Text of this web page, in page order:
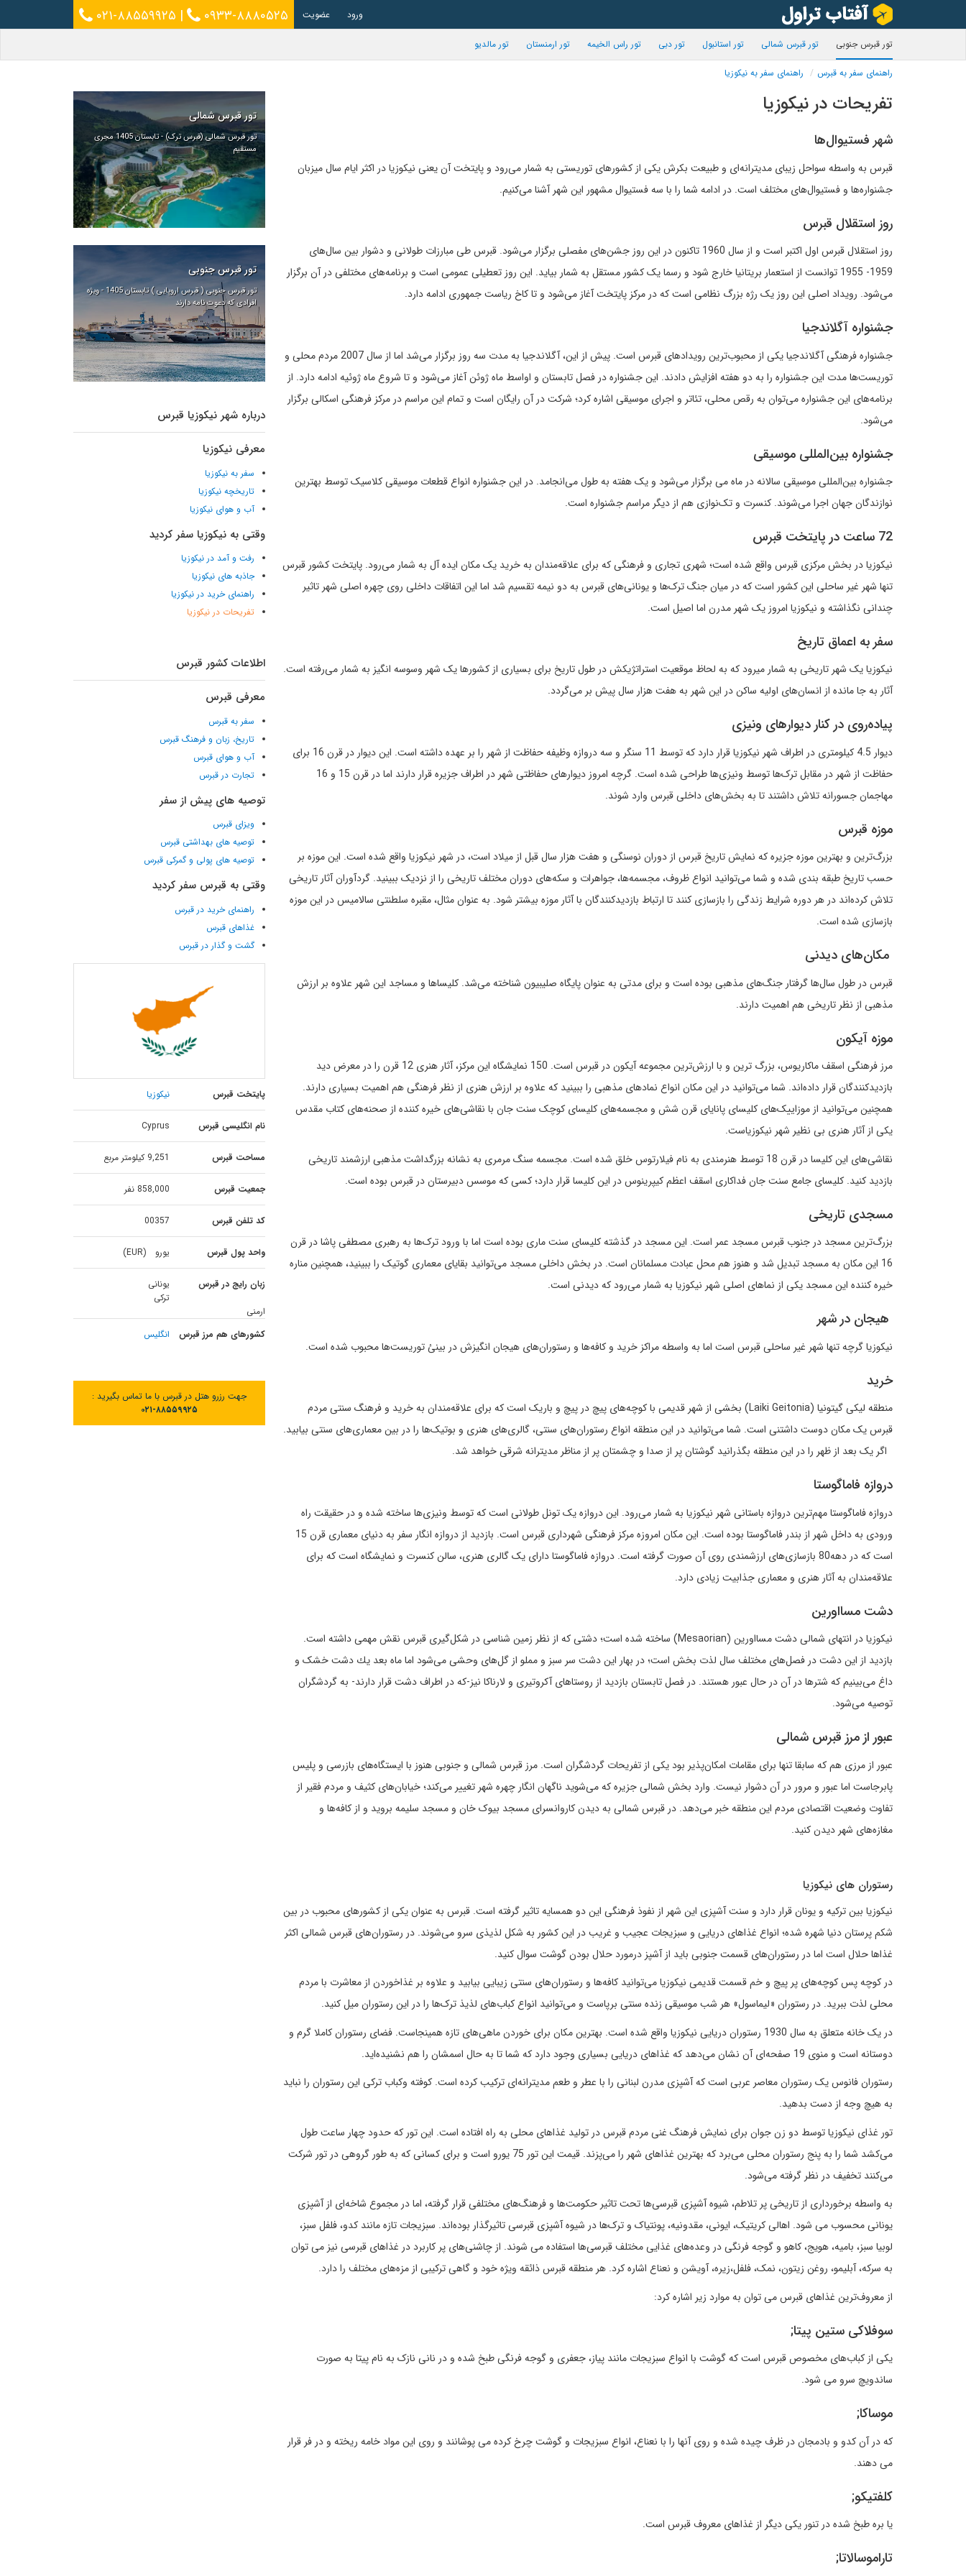
۰۲۱-۸۸۵۵۹۹۲۵ | ۰۹۳۳-۸۸۸۰۵۲۵ ورود عضویت
تور قبرس جنوبی تور قبرس شمالی تور استانبول تور دبی تور راس الخیمه تور ارمنستان تور مالدیو
راهنمای سفر به قبرس راهنمای سفر به نیکوزیا
تفریحات در نیکوزیا
شهر فستیوال‌ها
قبرس به واسطه سواحل زیبای مدیترانه‌ای و طبیعت بکرش یکی از کشورهای توریستی به شمار می‌رود و پایتخت آن یعنی نیکوزیا در اکثر ایام سال میزبان
جشنواره‌ها و فستیوال‌های مختلف است. در ادامه شما را با سه فستیوال مشهور این شهر آشنا می‌کنیم.
روز استقلال قبرس
روز استقلال قبرس اول اکتبر است و از سال 1960 تاکنون در این روز جشن‌های مفصلی برگزار می‌شود. قبرس طی مبارزات طولانی و دشوار بین سال‌های
1959- 1955 توانست از استعمار بریتانیا خارج شود و رسما یک کشور مستقل به شمار بیاید. این روز تعطیلی عمومی است و برنامه‌های مختلفی در آن برگزار
می‌شود. رویداد اصلی این روز یک رژه بزرگ نظامی است که در مرکز پایتخت آغاز می‌شود و تا کاخ ریاست جمهوری ادامه دارد.
جشنواره آگلاندجیا
جشنواره فرهنگی آگلاندجیا یکی از محبوب‌ترین رویدادهای قبرس است. پیش از این، آگلاندجیا به مدت سه روز برگزار می‌شد اما از سال 2007 مردم محلی و
توریست‌ها مدت این جشنواره را به دو هفته افزایش دادند. این جشنواره در فصل تابستان و اواسط ماه ژوئن آغاز می‌شود و تا شروع ماه ژوئیه ادامه دارد. از
برنامه‌های این جشنواره می‌توان به رقص محلی، تئاتر و اجرای موسیقی اشاره کرد؛ شرکت در آن رایگان است و تمام این مراسم در مرکز فرهنگی اسکالی برگزار
می‌شود.
جشنواره بین‌المللی موسیقی
جشنواره بین‌المللی موسیقی سالانه در ماه می برگزار می‌شود و یک هفته به طول می‌انجامد. در این جشنواره انواع قطعات موسیقی کلاسیک توسط بهترین
نوازندگان جهان اجرا می‌شوند. کنسرت و تک‌نوازی هم از دیگر مراسم جشنواره است.
72 ساعت در پایتخت قبرس
نیکوزیا در بخش مرکزی قبرس واقع شده است؛ شهری تجاری و فرهنگی که برای علاقه‌مندان به خرید یک مکان ایده آل به شمار می‌رود. پایتخت کشور قبرس
تنها شهر غیر ساحلی این کشور است که در میان جنگ ترک‌ها و یونانی‌های قبرس به دو نیمه تقسیم شد اما این اتفاقات داخلی روی چهره اصلی شهر تاثیر
چندانی نگذاشته و نیکوزیا امروز یک شهر مدرن اما اصیل است.
سفر به اعماق تاریخ
نیکوزیا یک شهر تاریخی به شمار می‎رود که به لحاظ موقعیت استراتژیکش در طول تاریخ برای بسیاری از کشورها یک شهر وسوسه انگیز به شمار می‌رفته است.
آثار به جا مانده از انسان‌های اولیه ساکن در این شهر به هفت هزار سال پیش بر می‌گردد.
پیاده‌روی در کنار دیوارهای ونیزی
دیوار 4.5 کیلومتری در اطراف شهر نیکوزیا قرار دارد که توسط 11 سنگر و سه دروازه وظیفه حفاظت از شهر را بر عهده داشته است. این دیوار در قرن 16 برای
حفاظت از شهر در مقابل ترک‌ها توسط ونیزی‌ها طراحی شده است. گرچه امروز دیوارهای حفاظتی شهر در اطراف جزیره قرار دارند اما در قرن 15 و 16
مهاجمان جسورانه تلاش داشتند تا به بخش‌های داخلی قبرس وارد شوند.
موزه قبرس
بزرگ‌‌ترین و بهترین موزه جزیره که نمایش تاریخ قبرس از دوران نوسنگی و هفت هزار سال قبل از میلاد است، در شهر نیکوزیا واقع شده است. این موزه بر
حسب تاریخ طبقه بندی شده و شما می‌توانید انواع ظروف، مجسمه‌ها، جواهرات و سکه‌های دوران مختلف تاریخی را از نزدیک ببینید. گردآوران آثار تاریخی
تلاش کرده‌اند در هر دوره شرایط زندگی را بازسازی کنند تا ارتباط بازدیدکنندگان با آثار موزه بیشتر شود. به عنوان مثال، مقبره سلطنتی سالامیس در این موزه
بازسازی شده است.
مکان‌هاى دیدنى
قبرس در طول سال‌ها گرفتار جنگ‌های مذهبی بوده است و برای مدتی به عنوان پایگاه صلیبیون شناخته می‌شد. کلیساها و مساجد این شهر علاوه بر ارزش
مذهبی از نظر تاریخی هم اهمیت دارند.
موزه آیکون
مرز فرهنگی اسقف ماکاریوس، بزرگ ترین و با ارزش‌ترین مجموعه آیکون در قبرس است. 150 نمایشگاه این مرکز، آثار هنری 12 قرن را در معرض دید
بازدیدکنندگان قرار داده‌اند. شما می‌توانید در این مکان انواع نماد‌های مذهبی را ببینید که علاوه بر ارزش هنری از نظر فرهنگی هم اهمیت بسیاری دارند.
همچنین می‌توانید از موزاییک‌های کلیسای پانایای قرن شش و مجسمه‌های کلیسای کوچک سنت جان با نقاشی‌های خیره کننده از صحنه‌های کتاب مقدس
یکی از آثار هنری بی نظیر شهر نیکوزیاست.
نقاشی‌های این کلیسا در قرن 18 توسط هنرمندی به نام فیلارتوس خلق شده است. مجسمه سنگ مرمری به نشانه بزرگداشت مذهبی ارزشمند تاریخی
بازدید كنید. کلیسای جامع سنت جان فداکاری اسقف اعظم کیپرینوس در این کلیسا قرار دارد؛ کسی که موسس دبیرستان در قبرس بوده است.
مسجدی تاریخی
بزرگ‌ترین مسجد در جنوب قبرس مسجد عمر است. این مسجد در گذشته کلیسای سنت ماری بوده است اما با ورود ترک‌ها به رهبری مصطفی پاشا در قرن
16 این مکان به مسجد تبدیل شد و هنوز هم محل عبادت مسلمانان است. در بخش داخلی مسجد می‌توانید بقایای معماری گوتیک را ببینید، همچنین مناره
خیره کننده این مسجد یکی از نماهای اصلی شهر نیکوزیا به شمار می‌رود که دیدنی است.
هیجان در شهر
نیکوزیا گرچه تنها شهر غیر ساحلی قبرس است اما به واسطه مراکز خرید و کافه‌ها و رستوران‌های هیجان انگیزش در بینئ توریست‌ها محبوب شده است.
خرید
منطقه لیکی گیتونیا (Laiki Geitonia) بخشی از شهر قدیمی با کوچه‌های پیچ در پیچ و باریک است که برای علاقه‌مندان به خرید و فرهنگ سنتی مردم
قبرس یک مکان دوست داشتنی است. شما می‌توانید در این منطقه انواع رستوران‌های سنتی، گالری‌های هنری و بوتیک‌ها را در بین معماری‌های سنتی بیابید.
اگر یک بعد از ظهر را در این منطقه بگذرانید گوشتان پر از صدا و چشمتان پر از مناظر مدیترانه شرقی خواهد شد.
دروازه فاماگوستا
دروازه فاماگوستا مهم‌ترین دروازه باستانی شهر نیکوزیا به شمار می‌رود. این دروازه یک تونل طولانی است که توسط ونیزی‌ها ساخته شده و در حقیقت راه
ورودی به داخل شهر از بندر فاماگوستا بوده است. این مکان امروزه مرکز فرهنگی شهرداری قبرس است. بازدید از دروازه انگار سفر به دنیای معماری قرن 15
است که در دهه‌80 بازسازی‌های ارزشمندی روی آن صورت گرفته است. دروازه فاماگوستا دارای یک گالری هنری، سالن کنسرت و نمایشگاه است که برای
علاقه‌مندان به آثار هنری و معماری جذابیت زیادی دارد.
دشت مسااورین
نیکوزیا در انتهای شمالی دشت مسااورین (Mesaorian) ساخته شده است؛ دشتی که از نظر زمین شناسی در شکل‌گیری قبرس نقش مهمی داشته است.
بازدید از این دشت در فصل‌های مختلف سال لذت بخش است؛ در بهار این دشت سر سبز و مملو از گل‌های وحشی می‌شود اما ماه بعد یك دشت خشک و
داغ می‌بینیم که شترها در آن در حال عبور هستند. در فصل تابستان بازدید از روستاهای آکروتیری و لارناکا نیز-که در اطراف دشت قرار دارند- به گردشگران
توصیه می‌شود.
عبور از مرز قبرس شمالی
عبور از مرزی هم که سابقا تنها برای مقامات امکان‌پذیر بود یکی از تفریحات گردشگران است. مرز قبرس شمالی و جنوبی هنوز با ایستگاه‌های بازرسی و پلیس
پابرجاست اما عبور و مرور در آن دشوار نیست. وارد بخش شمالی جزیره که می‌شوید ناگهان انگار چهره شهر تغییر می‌کند؛ خیابان‌های کثیف و مردم فقیر از
تفاوت وضعیت اقتصادی مردم این منطقه خبر می‌دهد. در قبرس شمالی به دیدن کاروانسرای مسجد بیوک خان و مسجد سلیمه بروید و از کافه‌ها و
مغازه‌های شهر دیدن کنید.
رستوران های نیکوزیا
نیکوزیا بین ترکیه و یونان قرار دارد و سنت آشپزی این شهر از نفوذ فرهنگی این دو همسایه تاثیر گرفته است. قبرس به عنوان یکی از کشورهای محبوب در بین
شکم پرستان دنیا شهره شده؛ انواع غذاهای دریایی و سبزیجات عجیب و غریب در این کشور به شکل لذیذی سرو می‌شوند. در رستوران‌های قبرس شمالی اکثر
غذاها حلال است اما در رستوران‌های قسمت جنوبی باید از آشپز درمورد حلال بودن گوشت سوال کنید.
در کوچه پس کوچه‌های پر پیچ و خم قسمت قدیمی نیکوزیا می‌توانید کافه‌ها و رستوران‌های سنتی زیبایی بیابید و علاوه بر غذاخوردن از معاشرت با مردم
محلی لذت ببرید. در رستوران «لیماسول» هر شب موسیقی زنده سنتی برپاست و می‌توانید انواع کباب‌های لذیذ ترک‌ها را در این رستوران میل کنید.
در یک خانه متعلق به سال 1930 رستوران دریایی نیکوزیا واقع شده است. بهترین مکان برای خوردن ماهی‌های تازه همینجاست. فضای رستوران کاملا گرم و
دوستانه است و منوی 19 صفحه‌ای آن نشان می‌دهد که غذاهای دریایی بسیاری وجود دارد که شما تا به حال اسمشان را هم نشنیده‌اید.
رستوران فانوس یک رستوران معاصر عربی است که آشپزی مدرن لبنانی را با عطر و طعم مدیترانه‌ای ترکیب کرده است. کوفته وکباب ترکی این رستوران را نباید
به هیچ وجه از دست بدهید.
تور غذای نیکوزیا توسط دو زن جوان برای نمایش فرهنگ غنی مردم قبرس در تولید غذاهای محلی به راه افتاده است. این تور که حدود چهار ساعت طول
می‌كشد شما را به پنج رستوران محلی می‌برد که بهترین غذاهای شهر را می‌پزند. قیمت این تور 75 یورو است و برای کسانی که به طور گروهی در تور شرکت
می‌کنند تخفیف در نظر گرفته می‌شود.
به واسطه برخورداری از تاریخی پر تلاطم، شیوه آشپزی قبرسی‌ها تحت تاثیر حکومت‌ها و فرهنگ‌های مختلفی قرار گرفته، اما در مجموع شاخه‌ای از آشپزی
یونانی محسوب می شود. اهالی کریتیک، ایونی، مقدونیه، پونتیاک و ترک‌ها در شیوه آشپزی قبرسی تاثیرگذار بوده‌اند. سبزیجات تازه مانند کدو، فلفل سبز،
لوبیا سبز، بامیه، هویج، کاهو و گوجه فرنگی در وعده‌های غذایی مختلف قبرسی‌ها استفاده می شوند. از چاشنی‌های پر کاربرد در غذاهای قبرسی نیز می توان
به سرکه، آبلیمو، روغن زیتون، نمک، فلفل،زیره، آویشن و نعناع اشاره کرد. هر منطقه قبرس ذائقه ویژه خود و گاهی ترکیبی از مزه‌های مختلف را دارد.
از معروف‌ترین غذاهای قبرس می توان به موارد زیر اشاره کرد:
سوفلاکی ستین پیتا;
یکی از کباب‌های مخصوص قبرس است که گوشت با انواع سبزیجات مانند پیاز، جعفری و گوجه فرنگی طبخ شده و در نانی نازک به نام پیتا به صورت
ساندویچ سرو می شود.
موساکا;
که در آن کدو و بادمجان در ظرف چیده شده و روی آنها را با نعناع، انواع سبزیجات و گوشت چرخ کرده می پوشانند و روی این مواد خامه ریخته و در فر قرار
می دهند.
کلفتیکو;
یا بره طبخ شده در تنور یکی دیگر از غذاهای معروف قبرس است.
تاراموسالاتا;
تور قبرس شمالی
تور قبرس شمالی (قبرس ترک) - تابستان 1405 مجری
مستقیم
تور قبرس جنوبی
تور قبرس جنوبی ( قبرس اروپایی ) تابستان 1405 - ویژه
افرادی که دعوت نامه دارند
درباره شهر نیکوزیا قبرس
معرفی نیکوزیا
سفر به نیکوزیا
تاریخچه نیکوزیا
آب و هوای نیکوزیا
وقتی به نیکوزیا سفر کردید
رفت و آمد در نیکوزیا
جاذبه های نیکوزیا
راهنمای خرید در نیکوزیا
تفریحات در نیکوزیا
اطلاعات کشور قبرس
معرفی قبرس
سفر به قبرس
تاریخ، زبان و فرهنگ قبرس
آب و هوای قبرس
تجارت در قبرس
توصیه های پیش از سفر
ویزای قبرس
توصیه های بهداشتی قبرس
توصیه های پولی و گمرکی قبرس
وقتی به قبرس سفر کردید
راهنمای خرید در قبرس
غذاهای قبرس
گشت و گذار در قبرس
پایتخت قبرس نیکوزیا
نام انگلیسی قبرس Cyprus
مساحت قبرس 9,251 کیلومتر مربع
جمعیت قبرس 858,000 نفر
کد تلفن قبرس 00357
واحد پول قبرس یورو (EUR)
زبان رایج در قبرس
یونانی
ترکی
ارمنی
کشورهای هم مرز قبرس
انگلیس
جهت رزرو هتل در قبرس با ما تماس بگیرید :
۰۲۱-۸۸۵۵۹۹۲۵